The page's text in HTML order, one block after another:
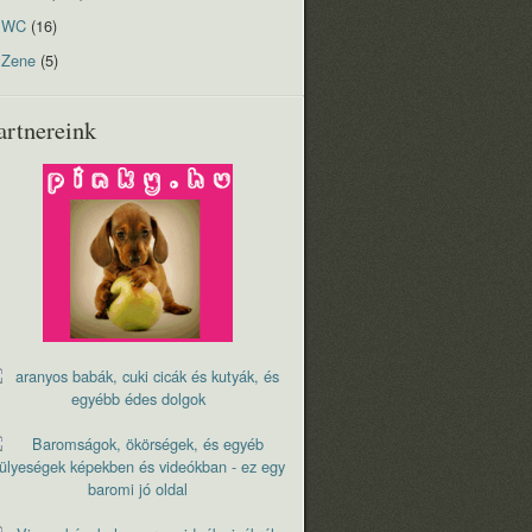
WC (16)
Zene (5)